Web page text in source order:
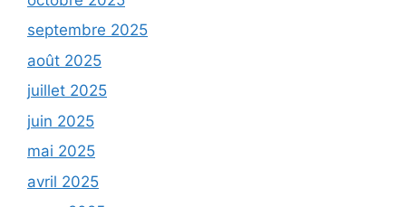
septembre 2025
août 2025
juillet 2025
juin 2025
mai 2025
avril 2025